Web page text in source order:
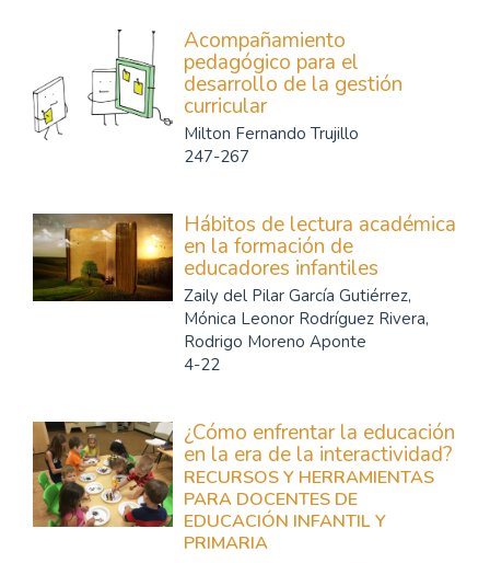
Acompañamiento
pedagógico para el
desarrollo de la gestión
curricular
Milton Fernando Trujillo
247-267
Hábitos de lectura académica
en la formación de
educadores infantiles
Zaily del Pilar García Gutiérrez,
Mónica Leonor Rodríguez Rivera,
Rodrigo Moreno Aponte
4-22
¿Cómo enfrentar la educación
en la era de la interactividad?
RECURSOS Y HERRAMIENTAS
PARA DOCENTES DE
EDUCACIÓN INFANTIL Y
PRIMARIA